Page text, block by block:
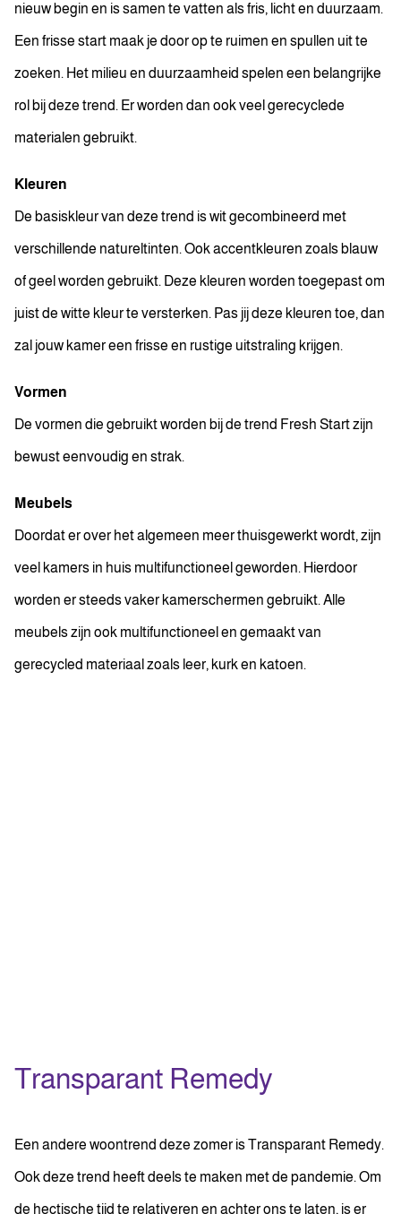
nieuw begin en is samen te vatten als fris, licht en duurzaam.
Een frisse start maak je door op te ruimen en spullen uit te
zoeken. Het milieu en duurzaamheid spelen een belangrijke
rol bij deze trend. Er worden dan ook veel gerecyclede
materialen gebruikt.
Kleuren
De basiskleur van deze trend is wit gecombineerd met
verschillende natureltinten. Ook accentkleuren zoals blauw
of geel worden gebruikt. Deze kleuren worden toegepast om
juist de witte kleur te versterken. Pas jij deze kleuren toe, dan
zal jouw kamer een frisse en rustige uitstraling krijgen.
Vormen
De vormen die gebruikt worden bij de trend Fresh Start zijn
bewust eenvoudig en strak.
Meubels
Doordat er over het algemeen meer thuisgewerkt wordt, zijn
veel kamers in huis multifunctioneel geworden. Hierdoor
worden er steeds vaker kamerschermen gebruikt. Alle
meubels zijn ook multifunctioneel en gemaakt van
gerecycled materiaal zoals leer, kurk en katoen.
Transparant Remedy
Een andere woontrend deze zomer is Transparant Remedy.
Ook deze trend heeft deels te maken met de pandemie. Om
de hectische tijd te relativeren en achter ons te laten, is er